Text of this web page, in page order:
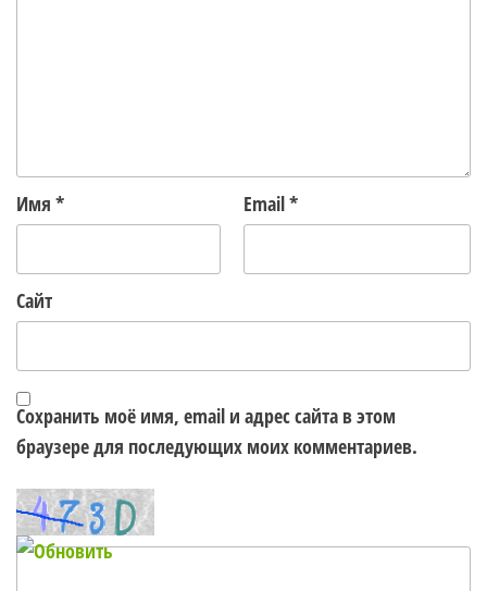
Имя * Email*
Сайт
Сохранить моё имя, email и адрес сайта в этом
браузере для последующих моих комментариев.